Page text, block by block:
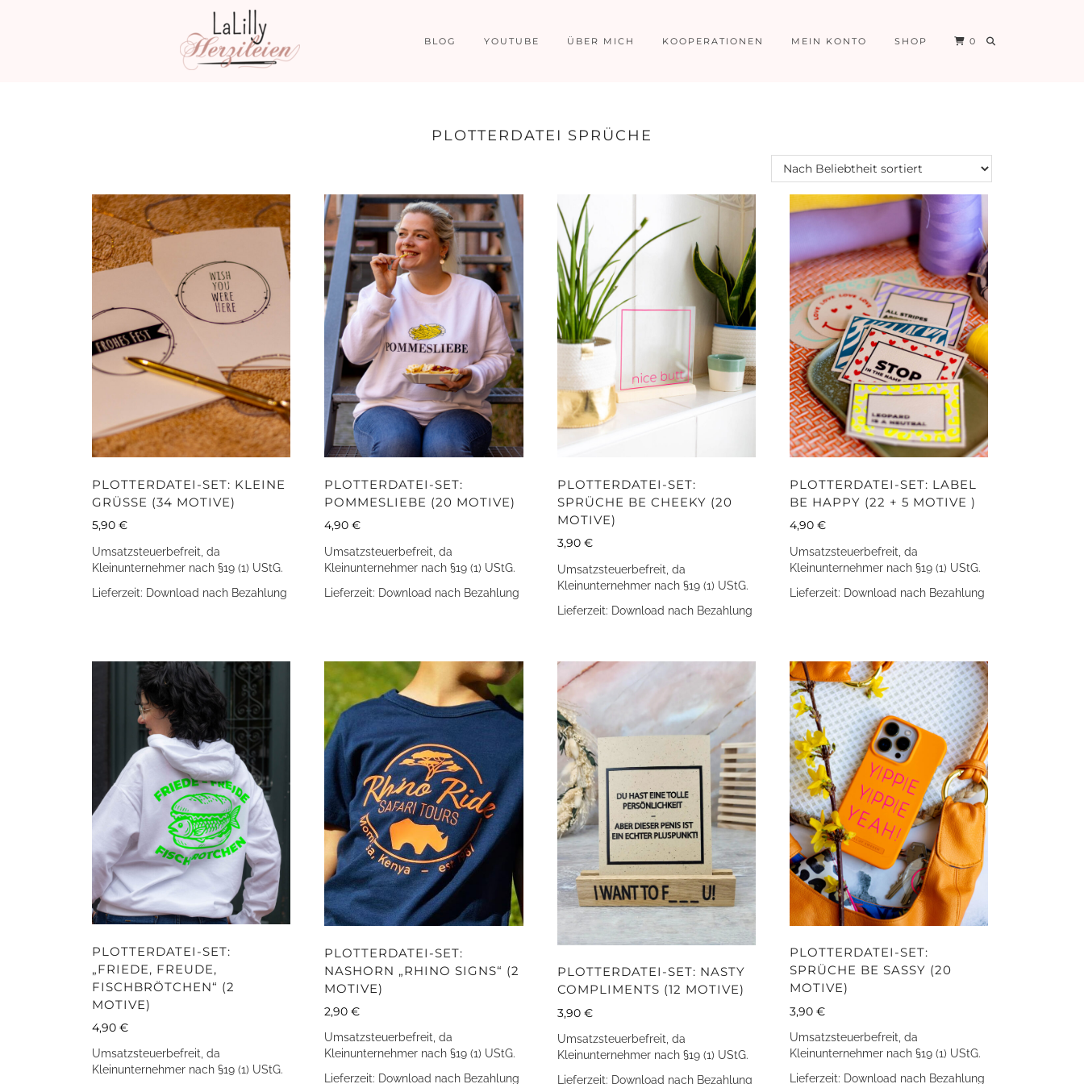
BLOG YOUTUBE ÜBER MICH KOOPERATIONEN MEIN KONTO SHOP 0
PLOTTERDATEI SPRÜCHE
PLOTTERDATEI-SET: KLEINE
GRÜSSE (34 MOTIVE)
5,90 €
Umsatzsteuerbefreit, da
Kleinunternehmer nach §19 (1) UStG.
Lieferzeit: Download nach Bezahlung
PLOTTERDATEI-SET:
POMMESLIEBE (20 MOTIVE)
4,90€
Umsatzsteuerbefreit, da
Kleinunternehmer nach §19 (1) UStG.
Lieferzeit: Download nach Bezahlung
PLOTTERDATEI-SET:
SPRÜCHE BE CHEEKY (20
MOTIVE)
3,90 €
Umsatzsteuerbefreit, da
Kleinunternehmer nach §19 (1) UStG.
Lieferzeit: Download nach Bezahlung
PLOTTERDATEI-SET: LABEL
BE HAPPY (22 + 5 MOTIVE )
4,90€
Umsatzsteuerbefreit, da
Kleinunternehmer nach §19 (1) UStG.
Lieferzeit: Download nach Bezahlung
PLOTTERDATEI-SET:
„FRIEDE, FREUDE,
FISCHBRÖTCHEN“ (2
MOTIVE)
4,90 €
Umsatzsteuerbefreit, da
Kleinunternehmer nach §19 (1) UStG.
PLOTTERDATEI-SET:
NASHORN „RHINO SIGNS“ (2
MOTIVE)
2,90€
Umsatzsteuerbefreit, da
Kleinunternehmer nach §19 (1) UStG.
Lieferzeit: Download nach Bezahlung
PLOTTERDATEI-SET: NASTY
COMPLIMENTS (12 MOTIVE)
3,90 €
Umsatzsteuerbefreit, da
Kleinunternehmer nach §19 (1) UStG.
Lieferzeit: Download nach Bezahlung
PLOTTERDATEI-SET:
SPRÜCHE BE SASSY (20
MOTIVE)
3,90€
Umsatzsteuerbefreit, da
Kleinunternehmer nach §19 (1) UStG.
Lieferzeit: Download nach Bezahlung